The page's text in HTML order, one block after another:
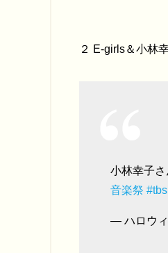
２ E-girls＆小林
小林幸子
音楽祭 #tbs
— ハロウ